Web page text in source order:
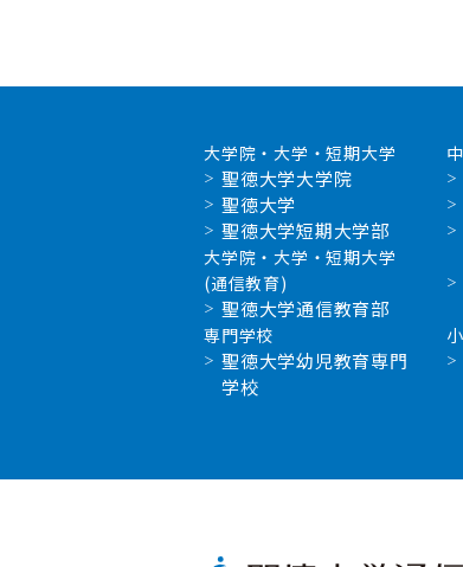
大学院・大学・短期大学
聖徳大学大学院
聖徳大学
聖徳大学短期大学部
大学院・大学・短期大学
(通信教育)
聖徳大学通信教育部
専門学校
聖徳大学幼児教育専門
学校